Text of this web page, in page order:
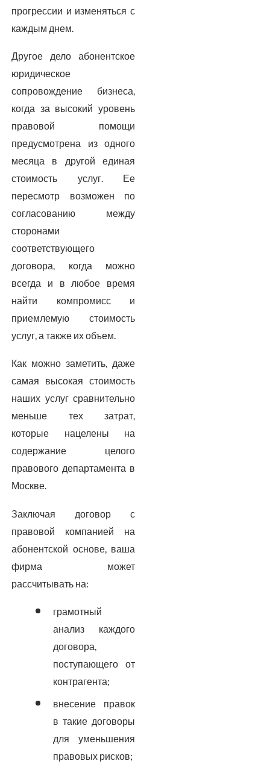
прогрессии и изменяться с
каждым днем.
Другое дело абонентское
юридическое
сопровождение бизнеса,
когда за высокий уровень
правовой помощи
предусмотрена из одного
месяца в другой единая
стоимость услуг. Ее
пересмотр возможен по
согласованию между
сторонами
соответствующего
договора, когда можно
всегда и в любое время
найти компромисс и
приемлемую стоимость
услуг, а также их объем.
Как можно заметить, даже
самая высокая стоимость
наших услуг сравнительно
меньше тех затрат,
которые нацелены на
содержание целого
правового департамента в
Москве.
Заключая договор с
правовой компанией на
абонентской основе, ваша
фирма может
рассчитывать на:
грамотный
анализ каждого
договора,
поступающего от
контрагента;
внесение правок
в такие договоры
для уменьшения
правовых рисков;